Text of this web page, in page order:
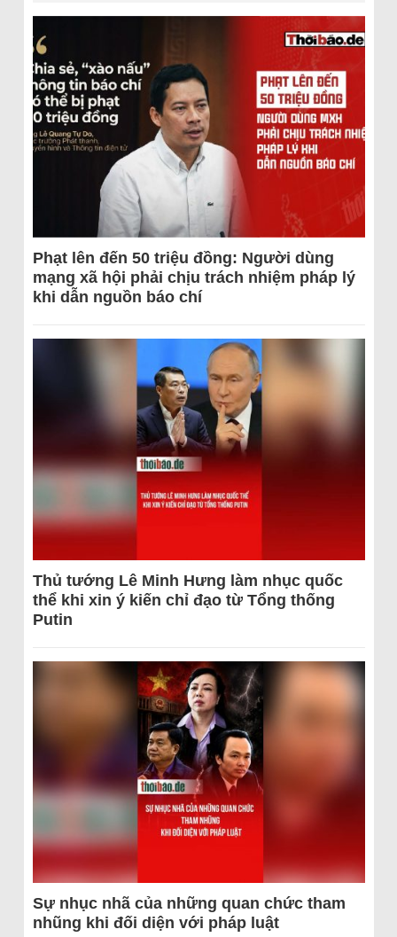
Phạt lên đến 50 triệu đồng: Người dùng
mạng xã hội phải chịu trách nhiệm pháp lý
khi dẫn nguồn báo chí
Thủ tướng Lê Minh Hưng làm nhục quốc
thể khi xin ý kiến chỉ đạo từ Tổng thống
Putin
Sự nhục nhã của những quan chức tham
nhũng khi đối diện với pháp luật